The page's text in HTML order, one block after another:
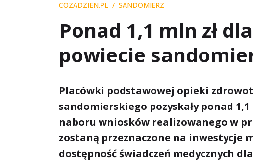
COZADZIEN.PL SANDOMIERZ
Ponad 1,1 mln zł
powiecie
Placówki podstawowej opieki
sandomierskiego pozyskały ponad
naboru wniosków realizowanego w
zostaną przeznaczone na inwestycje
dostępność świadczeń medycznych